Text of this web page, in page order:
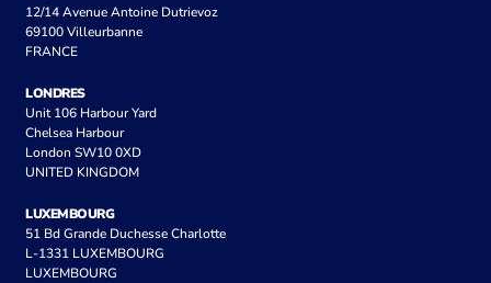
12/14 Avenue Antoine Dutrievoz
69100 Villeurbanne
FRANCE
LONDRES
Unit 106 Harbour Yard
Chelsea Harbour
London SW10 0XD
UNITED KINGDOM
LUXEMBOURG
51 Bd Grande Duchesse Charlotte
L-1331 LUXEMBOURG
LUXEMBOURG